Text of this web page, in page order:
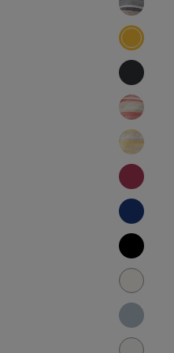
び
り
ら）
海
び
り
ら）
月
び
り
ら）
デ
ニ
ム
び
り
ら）
茜
び
り
ら）
檸
檬
び
り
ら）
秋
桜
び
り
ら）
凪
び
り
ら）
び
り